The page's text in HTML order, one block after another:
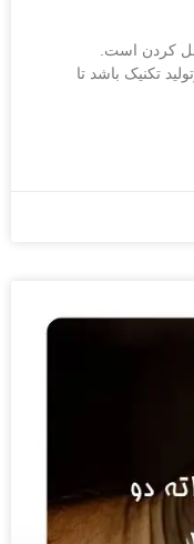
کردن است.
تکنیک باشد تا